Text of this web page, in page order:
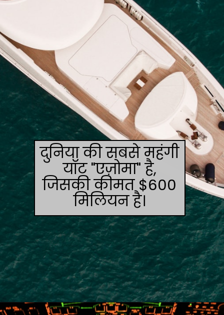
दुनिया की सबसे महंगी
यॉट "एज़ोमा" है,
जिसकी कीमत $600
मिलियन है।